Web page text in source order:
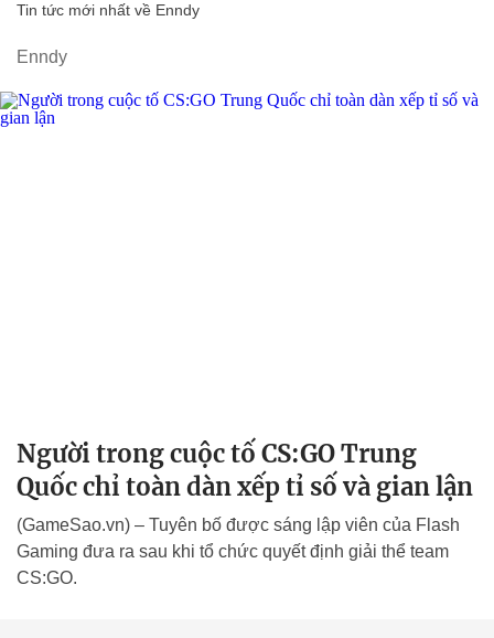
Tin tức mới nhất về Enndy
Enndy
Người trong cuộc tố CS:GO Trung
Quốc chỉ toàn dàn xếp tỉ số và gian lận
(GameSao.vn) – Tuyên bố được sáng lập viên của Flash
Gaming đưa ra sau khi tổ chức quyết định giải thể team
CS:GO.